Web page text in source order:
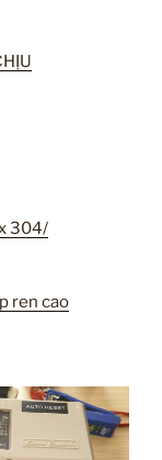
304/
ren cao